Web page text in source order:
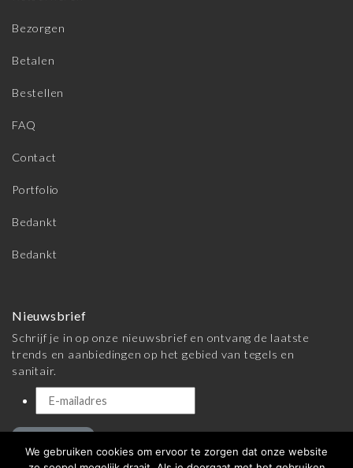
Bezorgen
Betalen
Bestellen
FAQ
Contact
Portfolio
Bedankt
Bedankt
Nieuwsbrief
Schrijf je in op onze nieuwsbrief en ontvang de laatste
trends en aanbiedingen op het gebied van tegels en
sanitair.
We gebruiken cookies om ervoor te zorgen dat onze website